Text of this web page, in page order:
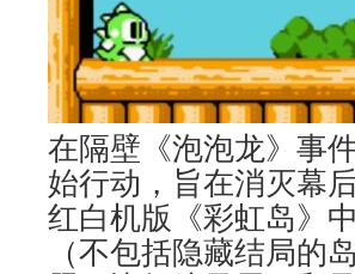
在隔壁《泡泡龙》事
始行动，旨在消灭幕
红白机版《彩虹岛》
（不包括隐藏结局的